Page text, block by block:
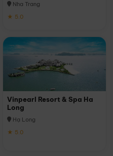
Nha Trang
★ 5.0
Vinpearl Resort & Spa Ha
Long
Hạ Long
★ 5.0